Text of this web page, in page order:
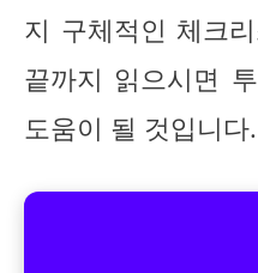
지 구체적인 체크
끝까지 읽으시면
도움이 될 것입니다.